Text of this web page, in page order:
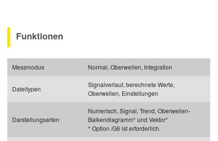
Funktionen
Messmodus Normal, Oberwellen, Integration
Dateitypen
Signalverlauf, berechnete Werte,
Oberwellen, Einstellungen
Darstellungsarten
Numerisch, Signal, Trend, Oberwellen-
Balkendiagramm* und Vektor*
* Option /G6 ist erforderlich.